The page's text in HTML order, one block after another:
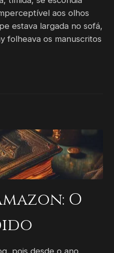
aos olhos
estava largada no sofá,
folheava os manuscritos
O
pois desde o ano